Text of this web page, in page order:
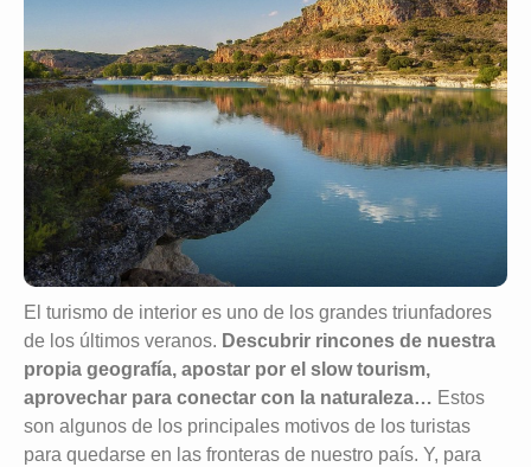
El turismo de interior es uno de los grandes triunfadores
de los últimos veranos. Descubrir rincones de nuestra
propia geografía, apostar por el slow tourism,
aprovechar para conectar con la naturaleza… Estos
son algunos de los principales motivos de los turistas
para quedarse en las fronteras de nuestro país. Y, para